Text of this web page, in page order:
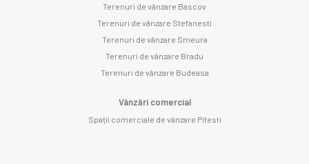
Terenuri de vânzare Bascov
Terenuri de vânzare Stefanesti
Terenuri de vânzare Smeura
Terenuri de vânzare Bradu
Terenuri de vânzare Budeasa
Vânzări comercial
Spații comerciale de vânzare Pitesti